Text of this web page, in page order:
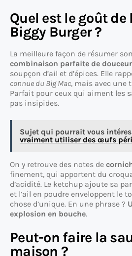
Quel est le goût de
Biggy Burger ?
La meilleure façon de résumer
combinaison parfaite de
soupçon d’ail et d’épices. Elle
connue du Big Mac, mais avec une
Parfait pour ceux qui aiment les
pas insipides.
Sujet qui pourrait vous
vraiment utiliser des œufs
On y retrouve des notes de
finement, qui apportent du
d’acidité. Le ketchup ajoute sa
et l’ail en poudre enveloppent le
chose d’unique. En une phrase ?
explosion en bouche.
Peut-on faire la
maison ?